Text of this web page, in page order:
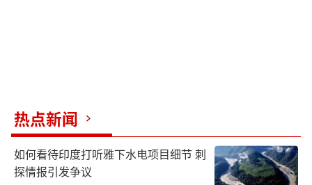
热点新闻
如何看待印度打听雅下水电项目细节 刺
探情报引发争议